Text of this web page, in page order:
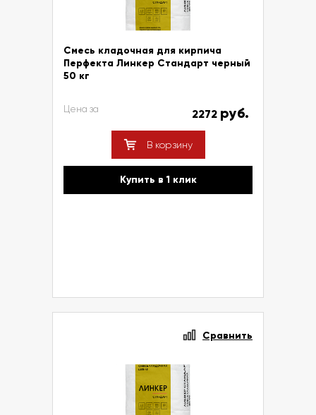
Смесь кладочная для кирпича
Перфекта Линкер Стандарт черный
50 кг
Цена за 2272 руб.
В корзину
Купить в 1 клик
Сравнить